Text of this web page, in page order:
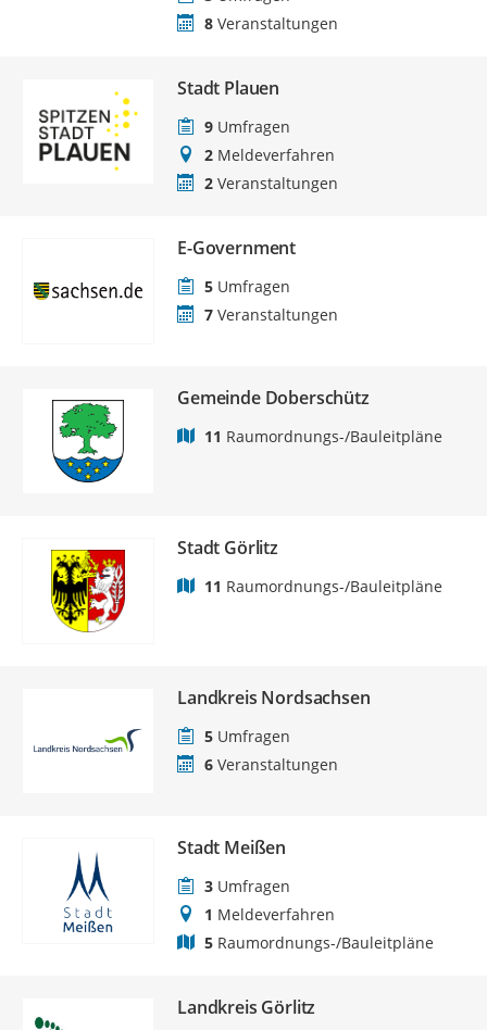
8 Veranstaltungen
Stadt Plauen
9 Umfragen
2 Meldeverfahren
2 Veranstaltungen
E-Government
5 Umfragen
7 Veranstaltungen
Gemeinde Doberschütz
11 Raumordnungs-/Bauleitpläne
Stadt Görlitz
11 Raumordnungs-/Bauleitpläne
Landkreis Nordsachsen
5 Umfragen
6 Veranstaltungen
Stadt Meißen
3 Umfragen
1 Meldeverfahren
5 Raumordnungs-/Bauleitpläne
Landkreis Görlitz